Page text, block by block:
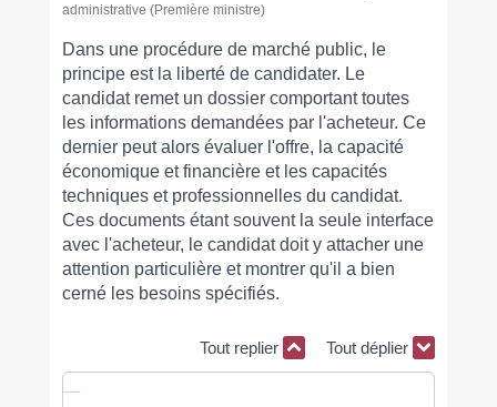
administrative (Première ministre)
Dans une procédure de marché public, le
principe est la liberté de candidater. Le
candidat remet un dossier comportant toutes
les informations demandées par l'acheteur. Ce
dernier peut alors évaluer l'offre, la capacité
économique et financière et les capacités
techniques et professionnelles du candidat.
Ces documents étant souvent la seule interface
avec l'acheteur, le candidat doit y attacher une
attention particulière et montrer qu'il a bien
cerné les besoins spécifiés.
Tout replier Tout déplier